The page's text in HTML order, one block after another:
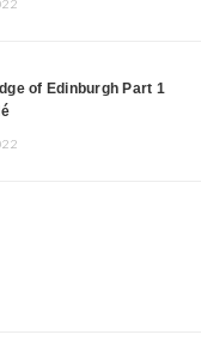
of Edinburgh Part 1